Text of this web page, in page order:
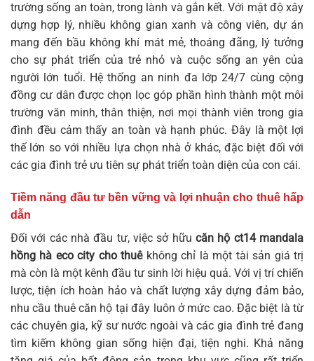
trường sống an toàn, trong lành và gắn kết. Với mật độ xây
dựng hợp lý, nhiều không gian xanh và công viên, dự án
mang đến bầu không khí mát mẻ, thoáng đãng, lý tưởng
cho sự phát triển của trẻ nhỏ và cuộc sống an yên của
người lớn tuổi. Hệ thống an ninh đa lớp 24/7 cùng cộng
đồng cư dân được chọn lọc góp phần hình thành một môi
trường văn minh, thân thiện, nơi mọi thành viên trong gia
đình đều cảm thấy an toàn và hạnh phúc. Đây là một lợi
thế lớn so với nhiều lựa chọn nhà ở khác, đặc biệt đối với
các gia đình trẻ ưu tiên sự phát triển toàn diện của con cái.
Tiềm năng đầu tư bền vững và lợi nhuận cho thuê hấp
dẫn
Đối với các nhà đầu tư, việc sở hữu căn hộ ct14 mandala
hồng hà eco city cho thuêkhông chỉ là một tài sản giá trị
mà còn là một kênh đầu tư sinh lời hiệu quả. Với vị trí chiến
lược, tiện ích hoàn hảo và chất lượng xây dựng đảm bảo,
nhu cầu thuê căn hộ tại đây luôn ở mức cao. Đặc biệt là từ
các chuyên gia, kỹ sư nước ngoài và các gia đình trẻ đang
tìm kiếm không gian sống hiện đại, tiện nghi. Khả năng